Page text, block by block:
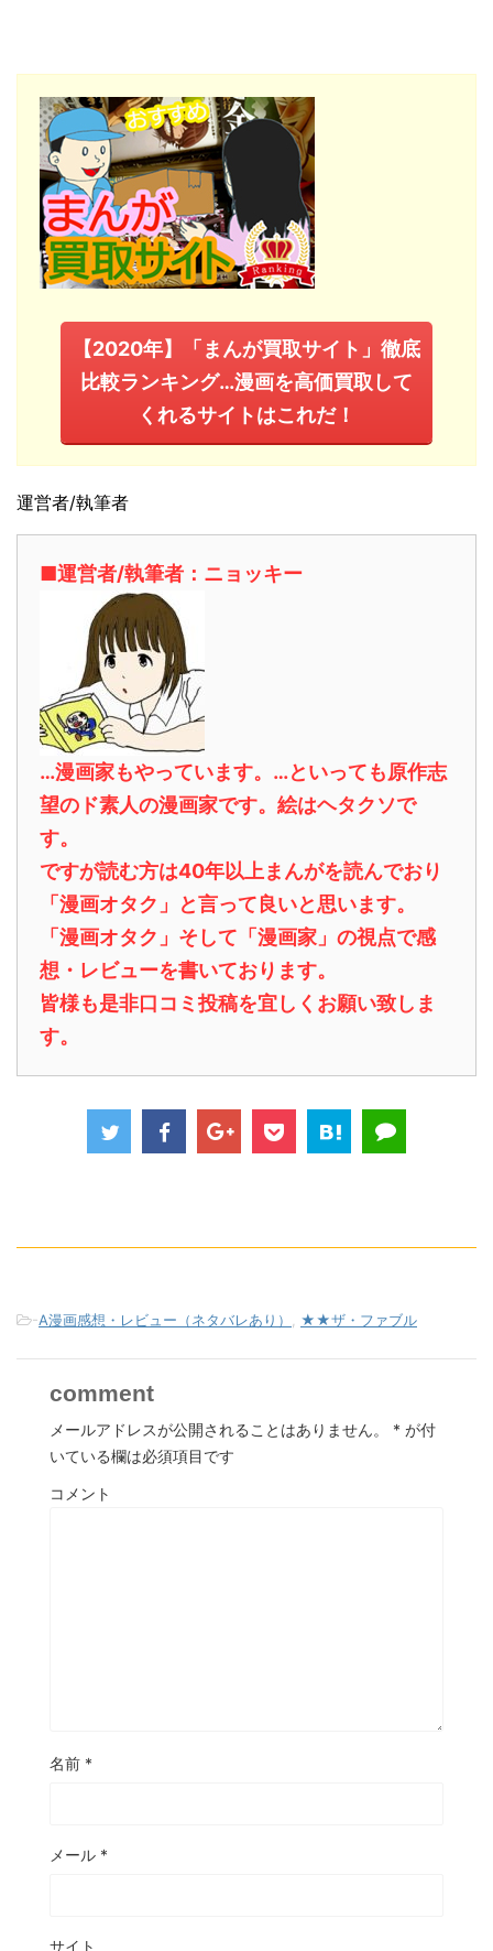
【2020年】「まんが買取サイト」徹底
比較ランキング…漫画を高価買取して
くれるサイトはこれだ！
運営者/執筆者
■運営者/執筆者：ニョッキー
…漫画家もやっています。…といっても原作志
望のド素人の漫画家です。絵はヘタクソで
す。
ですが読む方は40年以上まんがを読んでおり
「漫画オタク」と言って良いと思います。
「漫画オタク」そして「漫画家」の視点で感
想・レビューを書いております。
皆様も是非口コミ投稿を宜しくお願い致しま
す。
-A漫画感想・レビュー（ネタバレあり） ★★ザ・ファブル
comment
メールアドレスが公開されることはありません。 * が付
いている欄は必須項目です
コメント
名前 *
メール *
サイト